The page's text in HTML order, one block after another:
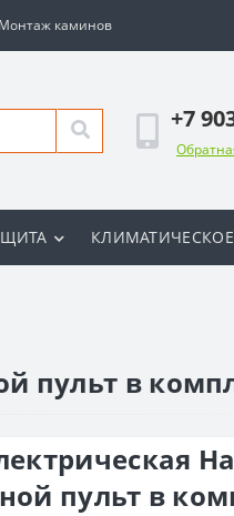
Монтаж каминов
+7
пульт в
пульт в